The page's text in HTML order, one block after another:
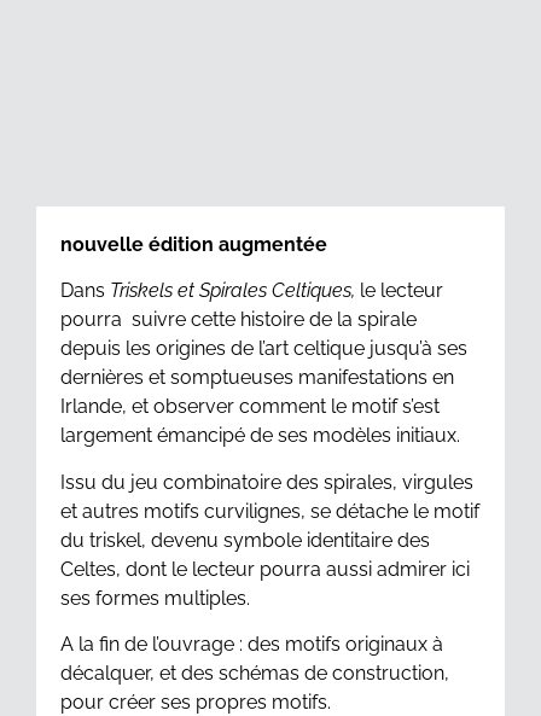
nouvelle édition augmentée
Dans Triskels et Spirales Celtiques, le lecteur
pourra suivre cette histoire de la spirale
depuis les origines de l’art celtique jusqu’à ses
dernières et somptueuses manifestations en
Irlande, et observer comment le motif s’est
largement émancipé de ses modèles initiaux.
Issu du jeu combinatoire des spirales, virgules
et autres motifs curvilignes, se détache le motif
du triskel, devenu symbole identitaire des
Celtes, dont le lecteur pourra aussi admirer ici
ses formes multiples.
A la fin de l’ouvrage : des motifs originaux à
décalquer, et des schémas de construction,
pour créer ses propres motifs.